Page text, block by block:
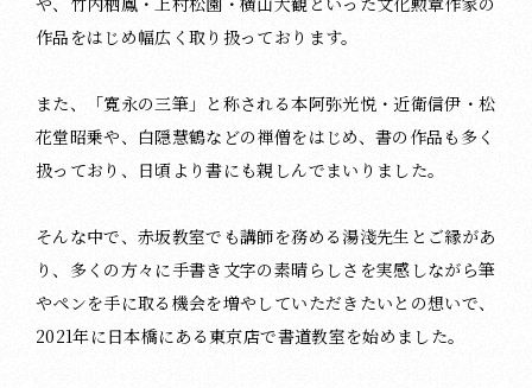
作品をはじめ幅広く取り扱っております。
また、「寛永の三筆」と称される本阿弥光悦・近衛信伊・松
花堂昭乗や、白隠慧鶴などの禅僧をはじめ、書の作品も多く
扱っており、日頃より書にも親しんでまいりました。
そんな中で、赤坂教室でも講師を務める湯淺先生とご縁があ
り、多くの方々に手書き文字の素晴らしさを実感しながら筆
やペンを手に取る機会を増やしていただきたいとの想いで、
2021年に日本橋にある東京店で書道教室を始めました。